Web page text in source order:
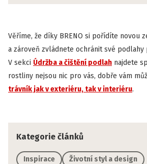
Věříme, že díky BRENO si pořídíte novou
a zároveň zvládnete ochránit své podlahy
V sekci Údržba a čištění podlah najdete
rostliny nejsou nic pro vás, dobře vám
trávník jak v exteriéru, tak v interiéru.
Kategorie článků
Inspirace Životní styl a design